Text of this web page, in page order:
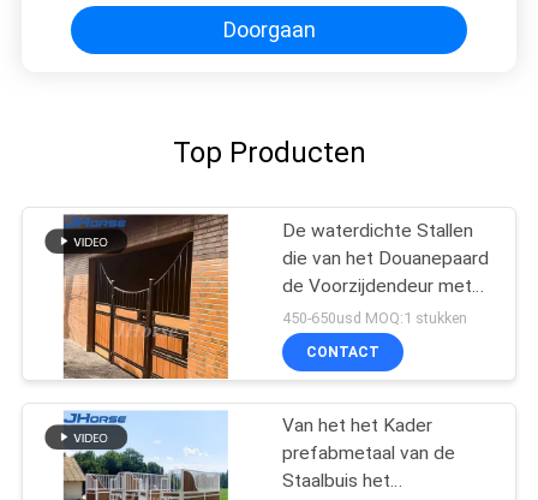
Doorgaan
Top Producten
De waterdichte Stallen
die van het Douanepaard
de Voorzijdendeur met
een laag bedekken van
de Paard Stabiele Box
450-650usd MOQ:1 stukken
CONTACT
Van het het Kader
prefabmetaal van de
Staalbuis het